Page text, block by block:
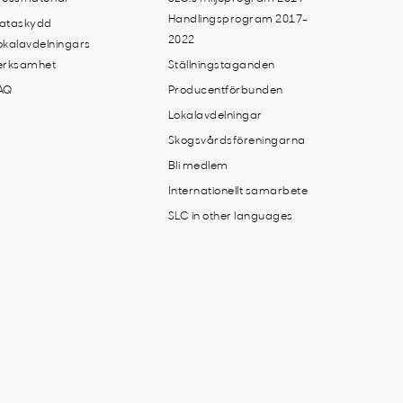
Handlingsprogram 2017-
2022
Ställningstaganden
Producentförbunden
Lokalavdelningar
Skogsvårdsföreningarna
Bli medlem
Internationellt samarbete
SLC in other languages